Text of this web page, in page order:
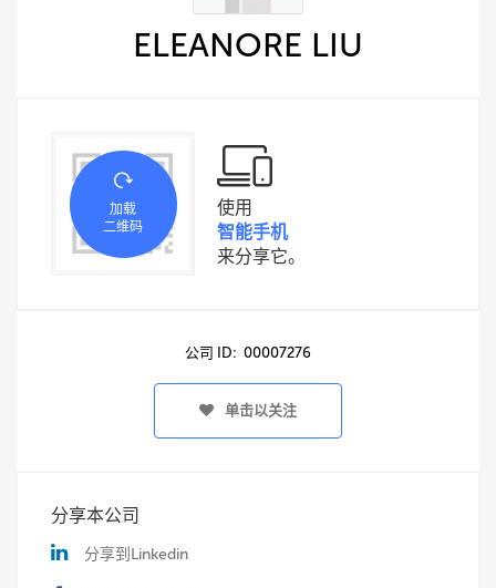
ELEANORE LIU
加载
二维码
使用
智能手机
来分享它。
公司 ID: 00007276
单击以关注
分享本公司
分享到Linkedin